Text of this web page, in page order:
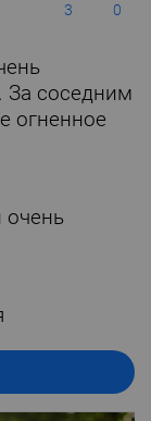
3 0
За соседним
огненное